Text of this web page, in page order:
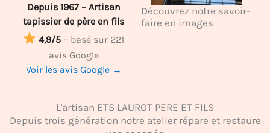
Depuis 1967 – Artisan
tapissier de père en fils
4,9/5 – basé sur 221
avis Google
Voir les avis Google →
Découvrez notre savoir-
faire en images
L'artisan ETS LAUROT PERE ET FILS
Depuis trois génération notre atelier répare et restaure